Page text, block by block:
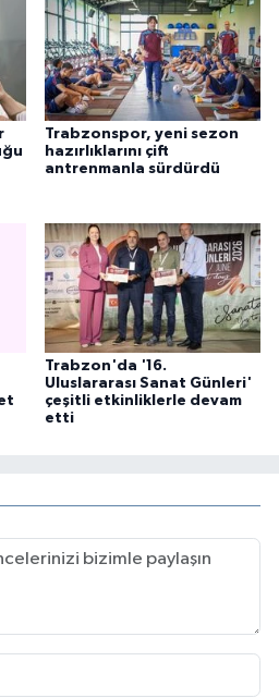
Trabzonspor, yeni sezon
hazırlıklarını çift
antrenmanla sürdürdü
Trabzon'da '16.
Uluslararası Sanat Günleri'
çeşitli etkinliklerle devam
etti